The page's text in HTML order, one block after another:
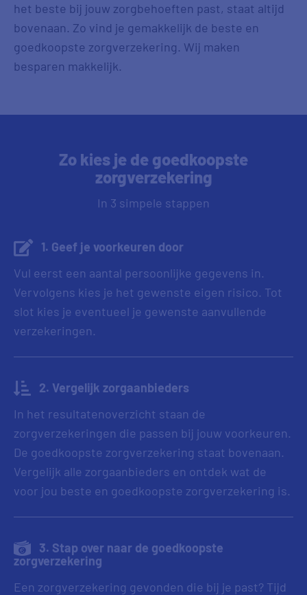
het beste bij jouw zorgbehoeften past, staat altijd
bovenaan. Zo vind je gemakkelijk de beste en
goedkoopste zorgverzekering. Wij maken
besparen makkelijk.
Zo kies je de goedkoopste
zorgverzekering
In 3 simpele stappen
1. Geef je voorkeuren door
Vul eerst een aantal persoonlijke gegevens in.
Vervolgens kies je het gewenste eigen risico. Tot
slot kies je eventueel je gewenste aanvullende
verzekeringen.
2. Vergelijk zorgaanbieders
In het resultatenoverzicht staan de
zorgverzekeringen die passen bij jouw voorkeuren.
De goedkoopste zorgverzekering staat bovenaan.
Vergelijk alle zorgaanbieders en ontdek wat de
voor jou beste en goedkoopste zorgverzekering is.
3. Stap over naar de goedkoopste
zorgverzekering
Een zorgverzekering gevonden die bij je past? Tijd